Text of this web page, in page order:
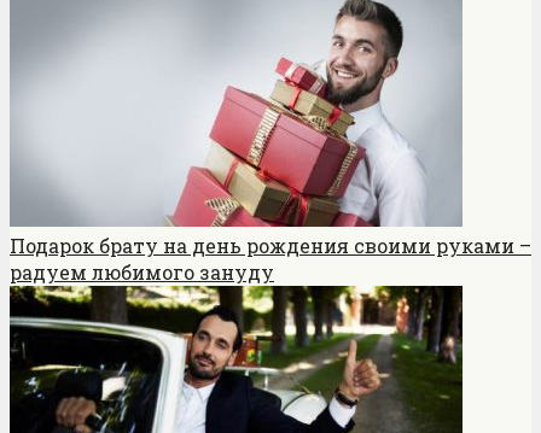
Подарок брату на день рождения своими руками –
радуем любимого зануду